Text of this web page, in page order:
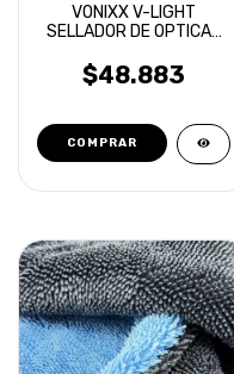
VONIXX V-LIGHT
SELLADOR DE OPTICAS
$48.883